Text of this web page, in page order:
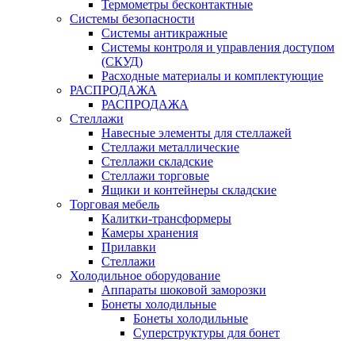
Термометры бесконтактные
Системы безопасности
Системы антикражные
Системы контроля и управления доступом
(СКУД)
Расходные материалы и комплектующие
РАСПРОДАЖА
РАСПРОДАЖА
Стеллажи
Навесные элементы для стеллажей
Стеллажи металлические
Стеллажи складские
Стеллажи торговые
Ящики и контейнеры складские
Торговая мебель
Калитки-трансформеры
Камеры хранения
Прилавки
Стеллажи
Холодильное оборудование
Аппараты шоковой заморозки
Бонеты холодильные
Бонеты холодильные
Суперструктуры для бонет